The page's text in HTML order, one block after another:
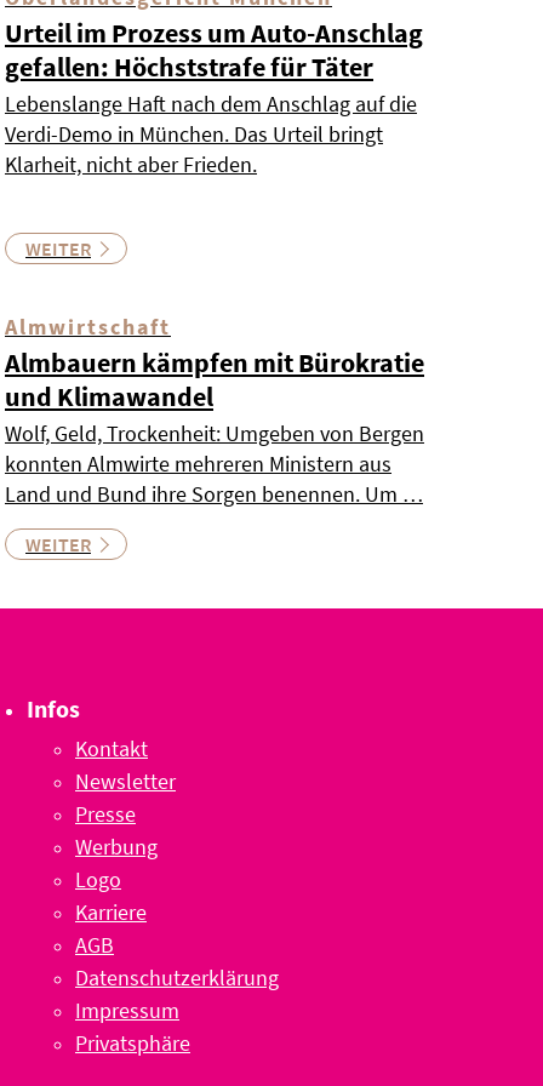
Urteil im Prozess um Auto-Anschlag
gefallen: Höchststrafe für Täter
Lebenslange Haft nach dem Anschlag auf die
Verdi-Demo in München. Das Urteil bringt
Klarheit, nicht aber Frieden.
WEITER
Almwirtschaft
Almbauern kämpfen mit Bürokratie
und Klimawandel
Wolf, Geld, Trockenheit: Umgeben von Bergen
konnten Almwirte mehreren Ministern aus
Land und Bund ihre Sorgen benennen. Um …
WEITER
Infos
Kontakt
Newsletter
Presse
Werbung
Logo
Karriere
AGB
Datenschutzerklärung
Impressum
Privatsphäre